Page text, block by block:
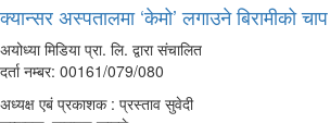
क्यान्सर अस्पतालमा ‘केमो’ लगाउने बिरामीको चाप
अयोध्या मिडिया प्रा. लि. द्वारा संचालित
दर्ता नम्बर: 00161/079/080
अध्यक्ष एबं प्रकाशक : प्रस्ताव सुवेदी